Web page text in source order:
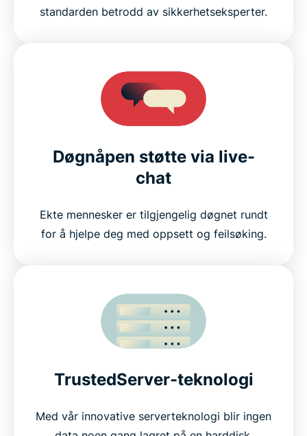
standarden betrodd av sikkerhetseksperter.
Døgnåpen støtte via live-
chat
Ekte mennesker er tilgjengelig døgnet rundt
for å hjelpe deg med oppsett og feilsøking.
TrustedServer-teknologi
Med vår innovative serverteknologi blir ingen